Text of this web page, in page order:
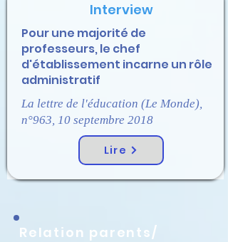
Interview
Pour une majorité de
professeurs, le chef
d'établissement incarne un rôle
administratif
La lettre de l'éducation (Le Monde),
n°963, 10 septembre 2018
Lire
Relation parents/